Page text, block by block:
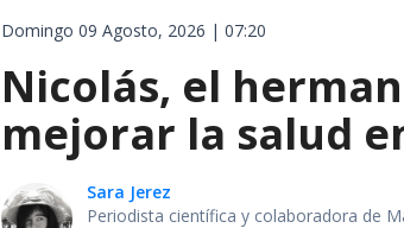
Domingo 09 Agosto, 2026 | 07:20
Nicolás, el
mejorar la salud
Sara Jerez
Periodista científica y colaboradora de